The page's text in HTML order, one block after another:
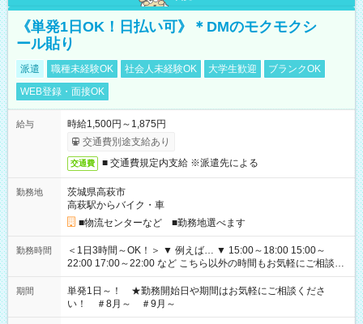
《単発1日OK！日払い可》＊DMのモクモクシ
ール貼り
派遣 職種未経験OK 社会人未経験OK 大学生歓迎
ブランクOK
WEB登録・面接OK
給与
時給1,500円～1,875円
交通費別途支給あり
交通費 ■ 交通費規定内支給 ※派遣先による
勤務地
茨城県高萩市
高萩駅からバイク・車
■物流センターなど ■勤務地選べます
勤務時間
＜1日3時間～OK！＞ ▼ 例えば… ▼ 15:00～18:00 15:00～
22:00 17:00～22:00 など こちら以外の時間もお気軽にご相談く
ださい！
期間
単発1日～！ ★勤務開始日や期間はお気軽にご相談くださ
い！ ＃8月～ ＃9月～